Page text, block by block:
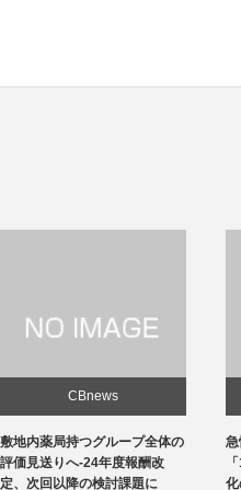
CBnews
敷地内薬局持つグループ全体の
評価見送りへ-24年度報酬改
定、次回以降の検討課題に
急